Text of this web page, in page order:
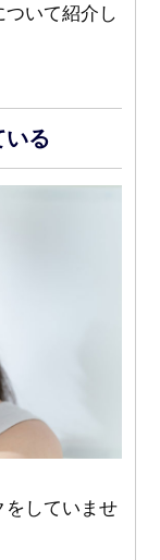
いて紹介し
いる
をしていませ